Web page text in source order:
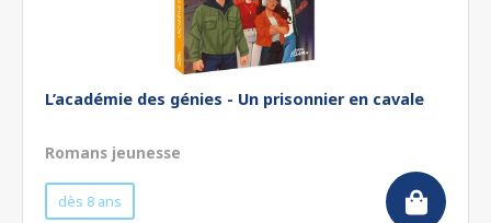
L’académie des génies - Un prisonnier en cavale
Romans jeunesse
dès 8 ans